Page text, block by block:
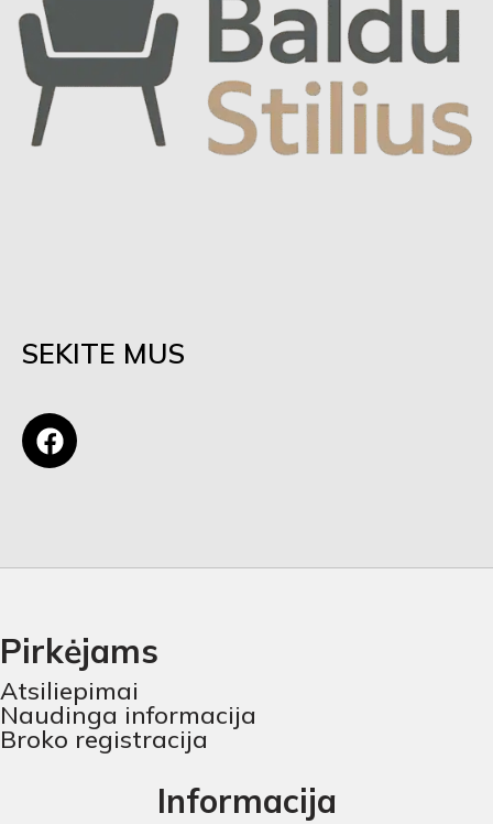
SEKITE MUS
Pirkėjams
Atsiliepimai
Naudinga informacija
Broko registracija
Informacija